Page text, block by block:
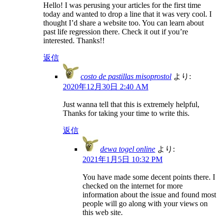
Hello! I was perusing your articles for the first time
today and wanted to drop a line that it was very cool. I
thought I’d share a website too. You can learn about
past life regression there. Check it out if you’re
interested. Thanks!!
返信
costo de pastillas misoprostol より:
2020年12月30日 2:40 AM
Just wanna tell that this is extremely helpful,
Thanks for taking your time to write this.
返信
dewa togel online より:
2021年1月5日 10:32 PM
You have made some decent points there. I
checked on the internet for more
information about the issue and found most
people will go along with your views on
this web site.